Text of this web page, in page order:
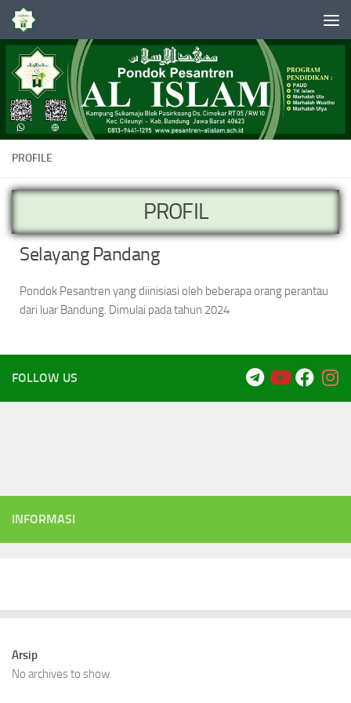
Skip to content
PROFILE
PROFIL
Selayang Pandang
Pondok Pesantren yang diinisiasi oleh beberapa orang perantau
dari luar Bandung. Dimulai pada tahun 2024
FOLLOW US
INFORMASI
Arsip
No archives to show.